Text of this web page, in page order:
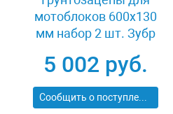
мотоблоков 600х130
мм набор 2 шт. Зубр
5 002 руб.
Сообщить о поступлении